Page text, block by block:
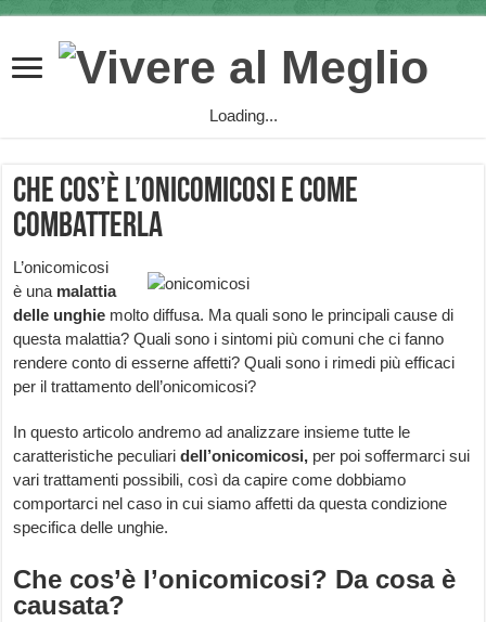
Loading...
Che cos’è l’onicomicosi e come
combatterla
L’onicomicosi
è una malattia
delle unghie molto diffusa. Ma quali sono le principali cause di
questa malattia? Quali sono i sintomi più comuni che ci fanno
rendere conto di esserne affetti? Quali sono i rimedi più efficaci
per il trattamento dell’onicomicosi?
In questo articolo andremo ad analizzare insieme tutte le
caratteristiche peculiaridell’onicomicosi, per poi soffermarci sui
vari trattamenti possibili, così da capire come dobbiamo
comportarci nel caso in cui siamo affetti da questa condizione
specifica delle unghie.
Che cos’è l’onicomicosi? Da cosa è
causata?